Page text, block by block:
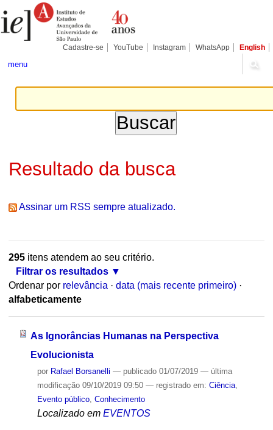
para
conteúdo.
Pessoais
Cadastre-se YouTube Instagram WhatsApp English
menu
Resultado da busca
Assinar um RSS sempre atualizado.
295itens atendem ao seu critério.
Filtrar os resultados
Ordenar por relevância · data (mais recente primeiro) ·
alfabeticamente
As Ignorâncias Humanas na Perspectiva
Evolucionista
por Rafael Borsanelli — publicado01/07/2019 — última
modificação09/10/2019 09:50 — registrado em: Ciência,
Evento público, Conhecimento
Localizado em EVENTOS